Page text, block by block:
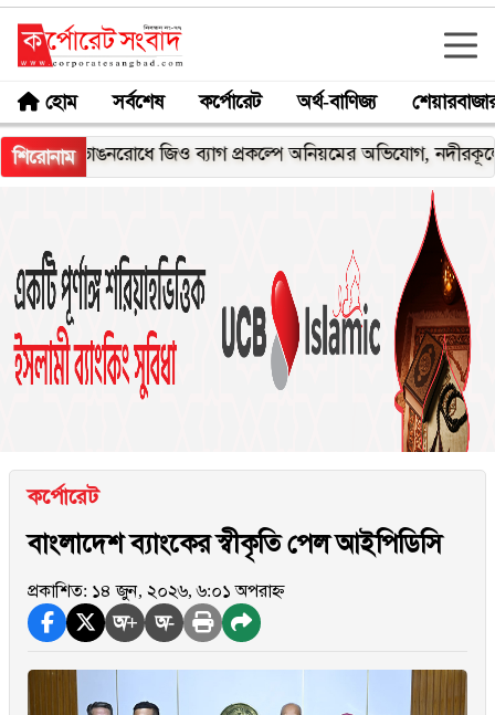
হোম সর্বশেষ কর্পোরেট অর্থ-বাণিজ্য
শিরোনামজিও ব্যাগ প্রকল্পে অনিয়মের অভিযোগ, নদীরকূলে
কর্পোরেট
বাংলাদেশ ব্যাংকের স্বীকৃতি পেল আইপিডিসি
প্রকাশিত: ১৪ জুন, ২০২৬, ৬:০১ অপরাহ্ন
অ+ অ-